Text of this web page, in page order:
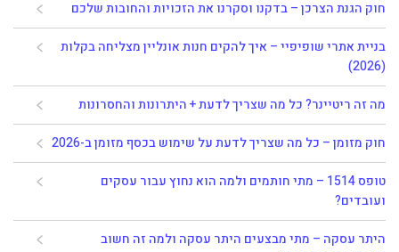
חוק הגנת הצרכן – בדקנו וסקרנו את הזכויות והחובות שלכם
בניית אתרי שופיפיי – איך להקים חנות אונליין מצליחה בקלות
(2026)
מה זה ריטיינר? כל מה שצריך לדעת + היתרונות והחסרונות
חוק מזומן – כל מה שצריך לדעת על שימוש בכסף מזומן ב-2026
טופס 1514 – מתי חותמים ולמה הוא נחוץ עבור עסקים
ועובדים?
היתר עסקה – מתי מבצעים היתר עסקה ולמה זה חשוב